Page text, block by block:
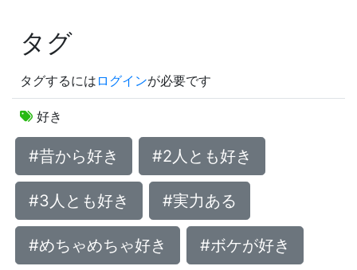
タグ
タグするには ログインが必要です
好き
#昔から好き #2人とも好き
#3人とも好き #実力ある
#めちゃめちゃ好き #ボケが好き